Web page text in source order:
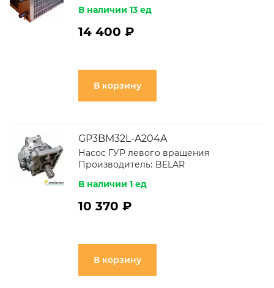
В наличии 13 ед
14 400 ₽
В корзину
GP3BM32L-A204A
Насос ГУР левого вращения
Производитель: BELAR
В наличии 1 ед
10 370 ₽
В корзину